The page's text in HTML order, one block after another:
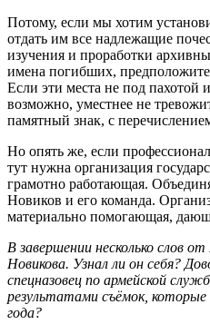
Потому, если мы хотим
отдать им все надлежащие
изучения и проработки
имена погибших,
Если эти места не под пахотой
возможно, уместнее не
памятный знак, с
Но опять же, если
тут нужна организация
грамотно работающая.
Новиков и его команда.
материально помогающая,
В завершении несколько слов
Новикова. Узнал ли он себя?
спецназовец по армейской
результатами съёмок,
года?